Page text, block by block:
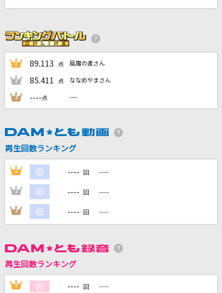
優里
夏の終りのハーモニー
玉置浩二
[生音]楓
スピッツ
1991(ビデオクリップバージョン)
[生音]大ちゃん数え唄
吉田よしみ
DAMの新曲・ランキングなど
DAMに会員登録・ログインして
カラオケをもっと楽しもう！
1 89.113 点 風魔の進さん
2 85.411 点 ななめやまさん
3 ----点 ----
再生回数ランキング
1 ---- 回 ----
2 ---- 回 ----
3 ---- 回 ----
再生回数ランキング
1 ---- 回 ----